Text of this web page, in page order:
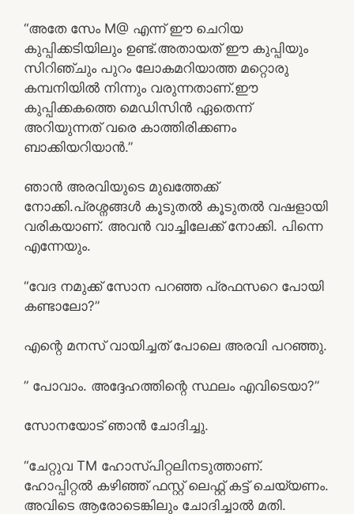
“അതേ സേം M@ എന്ന് ഈ ചെറിയ
കുപ്പിക്കടിയിലും ഉണ്ട്.അതായത് ഈ കുപ്പിയും
സിറിഞ്ചും പുറം ലോകമറിയാത്ത മറ്റൊരു
കമ്പനിയിൽ നിന്നും വരുന്നതാണ്.ഈ
കുപ്പിക്കകത്തെ മെഡിസിൻ ഏതെന്ന്
അറിയുന്നത് വരെ കാത്തിരിക്കണം
ബാക്കിയറിയാൻ.”
ഞാൻ അരവിയുടെ മുഖത്തേക്ക്
നോക്കി.പ്രശ്നങ്ങൾ കൂടുതൽ കൂടുതൽ വഷളായി
വരികയാണ്. അവൻ വാച്ചിലേക്ക് നോക്കി. പിന്നെ
എന്നേയും.
“വേദ നമുക്ക് സോന പറഞ്ഞ പ്രഫസറെ പോയി
കണ്ടാലോ?”
എന്റെ മനസ് വായിച്ചത് പോലെ അരവി പറഞ്ഞു.
” പോവാം. അദ്ദേഹത്തിന്റെ സ്ഥലം എവിടെയാ?”
സോനയോട് ഞാൻ ചോദിച്ചു.
“ചേറ്റുവ TM ഹോസ്പിറ്റലിനടുത്താണ്.
ഹോപ്പിറ്റൽ കഴിഞ്ഞ് ഫസ്റ്റ് ലെഫ്റ്റ് കട്ട് ചെയ്യണം.
അവിടെ ആരോടെങ്കിലും ചോദിച്ചാൽ മതി.